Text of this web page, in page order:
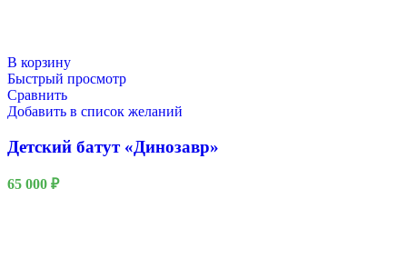
В корзину
Быстрый просмотр
Сравнить
Добавить в список желаний
Детский батут «Динозавр»
65 000 ₽